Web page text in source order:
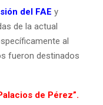
del FAE y
de la actual
al
fueron destinados
de Pérez”.